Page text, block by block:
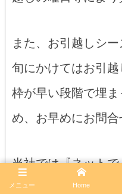
また、お引越しシ
旬にかけてはお引
枠が早い段階で埋
め、お早めにお問合
当社では『ネット
て、インターネット
メニュー Home